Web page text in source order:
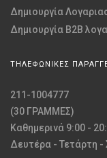
Δημιουργία
Δημιουργία B2B
ΤΗΛΕΦΩΝΙΚΕΣ
211-1004777
(30 ΓΡΑΜΜΕΣ)
Καθημερινά 9:00 -
Δευτέρα - Τετάρτη -